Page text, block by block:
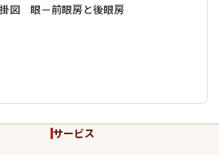
図 眼－前眼房と後眼房
サービス